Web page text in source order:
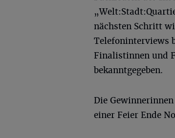
nächsten Schritt
Telefoninterviews
Finalistinnen und
bekanntgegeben.
Die
einer Feier Ende